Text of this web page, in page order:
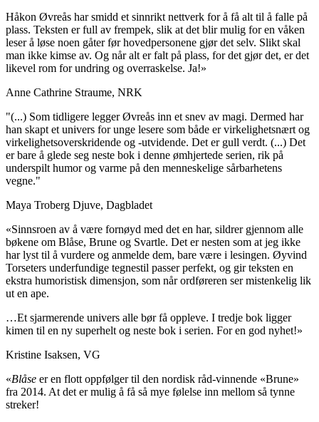
Håkon Øvreås har smidd et sinnrikt nettverk for å få alt til å falle på
plass. Teksten er full av frempek, slik at det blir mulig for en våken
leser å løse noen gåter før hovedpersonene gjør det selv. Slikt skal
man ikke kimse av. Og når alt er falt på plass, for det gjør det, er det
likevel rom for undring og overraskelse. Ja!»
Anne Cathrine Straume, NRK
"(...) Som tidligere legger Øvreås inn et snev av magi. Dermed har
han skapt et univers for unge lesere som både er virkelighetsnært og
virkelighetsoverskridende og -utvidende. Det er gull verdt. (...) Det
er bare å glede seg neste bok i denne ømhjertede serien, rik på
underspilt humor og varme på den menneskelige sårbarhetens
vegne."
Maya Troberg Djuve, Dagbladet
«Sinnsroen av å være fornøyd med det en har, sildrer gjennom alle
bøkene om Blåse, Brune og Svartle. Det er nesten som at jeg ikke
har lyst til å vurdere og anmelde dem, bare være i lesingen. Øyvind
Torseters underfundige tegnestil passer perfekt, og gir teksten en
ekstra humoristisk dimensjon, som når ordføreren ser mistenkelig lik
ut en ape.
…Et sjarmerende univers alle bør få oppleve. I tredje bok ligger
kimen til en ny superhelt og neste bok i serien. For en god nyhet!»
Kristine Isaksen, VG
«Blåse er en flott oppfølger til den nordisk råd-vinnende «Brune»
fra 2014. At det er mulig å få så mye følelse inn mellom så tynne
streker!